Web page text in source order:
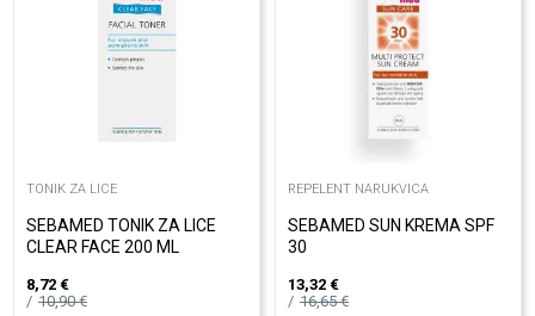
TONIK ZA LICE
SEBAMED TONIK ZA LICE
CLEAR FACE 200 ML
8,72 €
10,90€
REPELENT NARUKVICA
SEBAMED SUN KREMA SPF
30
13,32 €
16,65€